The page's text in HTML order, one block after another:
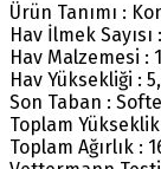
Ürün Tanımı :
Hav İlmek
Hav Malzemesi :
Hav Yüksekliği :
Son Taban :
Toplam
Toplam Ağırlık :